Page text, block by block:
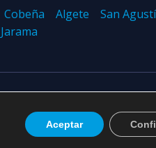
Cobeña Algete
San
Design
Aceptar